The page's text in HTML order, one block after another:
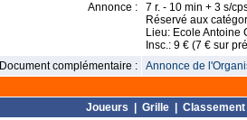
Annonce :
7 r. - 10 min + 3 s/
Réservé aux
Lieu: Ecole Antoine
Insc.: 9 € (7 € sur
Document complémentaire :
Annonce de
Joueurs Grille Classement